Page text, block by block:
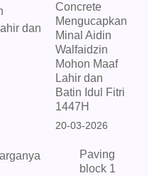
Concrete
Mengucapkan
Minal Aidin
Walfaidzin
Mohon Maaf
Lahir dan
Batin Idul Fitri
1447H
20-03-2026
Paving
block 1